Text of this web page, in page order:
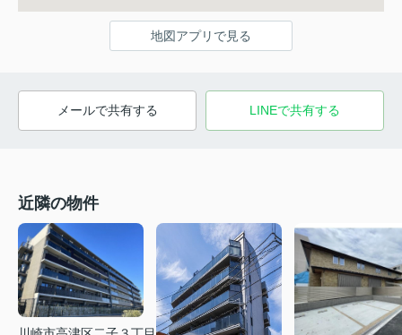
地図アプリで見る
メールで共有する LINEで共有する
近隣の物件